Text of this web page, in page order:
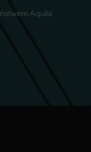
Aquila